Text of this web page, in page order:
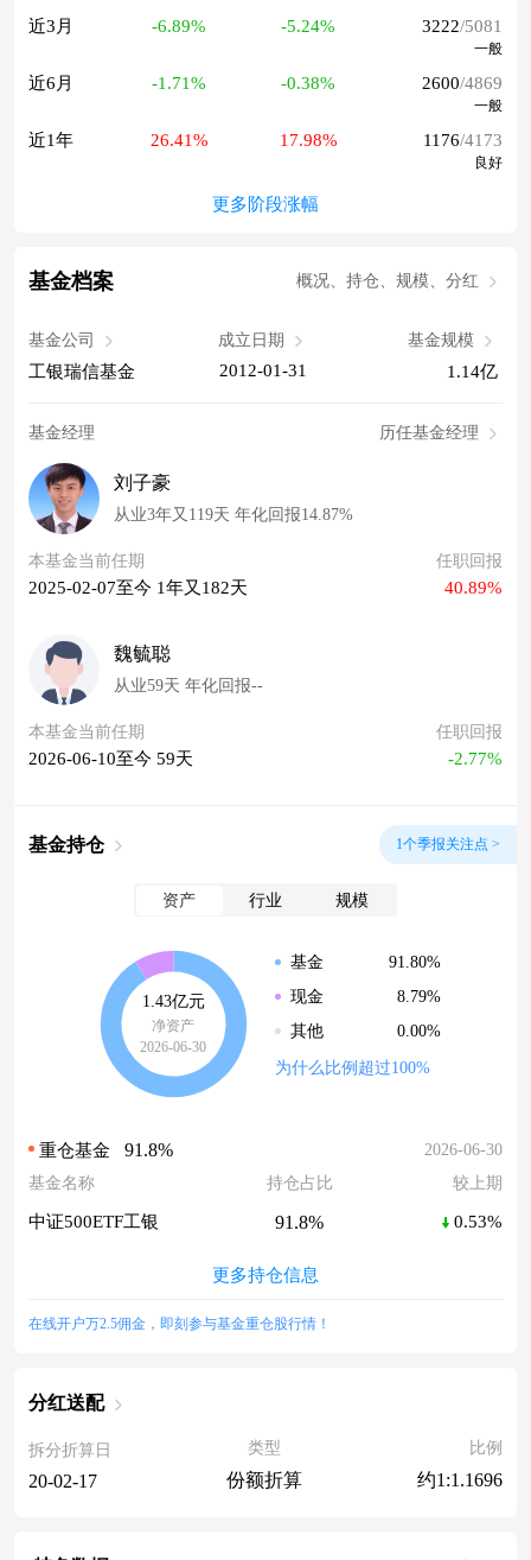
近3月 -6.89% -5.24% 3222/5081
一般
近6月 -1.71% -0.38% 2600/4869
一般
近1年 26.41% 17.98% 1176/4173
良好
更多阶段涨幅
基金档案 概况、持仓、规模、分红
基金公司
工银瑞信基金
成立日期
2012-01-31
基金规模
1.14亿
基金经理 历任基金经理
刘子豪
从业3年又119天 年化回报14.87%
本基金当前任期
2025-02-07至今 1年又182天
任职回报
40.89%
魏毓聪
从业59天 年化回报--
本基金当前任期
2026-06-10至今 59天
任职回报
-2.77%
基金持仓 1个季报关注点 >
资产 行业 规模
1.43亿元
净资产
2026-06-30
基金
91.80%
现金
8.79%
其他
0.00%
为什么比例超过100%
重仓基金 91.8%
2026-06-30
基金名称
持仓占比 较上期
中证500ETF工银 91.8% 0.53%
更多持仓信息
在线开户万2.5佣金，即刻参与基金重仓股行情！
分红送配
拆分折算日
20-02-17
类型
份额折算
比例
约1:1.1696